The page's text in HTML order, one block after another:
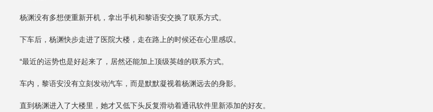
杨渊没有多想便重新开机，拿出手机和黎语安交换了联系方式。
下车后，杨渊快步走进了医院大楼，走在路上的时候还在心里感叹。
“最近的运势也是好起来了，居然还能加上顶级英雄的联系方式。
车内，黎语安没有立刻发动汽车，而是默默凝视着杨渊远去的身影。
直到杨渊进入了大楼里，她才又低下头反复滑动着通讯软件里新添加的好友。